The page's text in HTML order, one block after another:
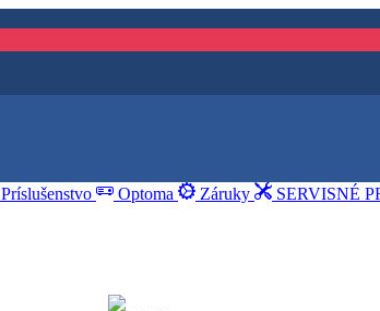
Príslušenstvo Optoma Záruky SERVISNÉ